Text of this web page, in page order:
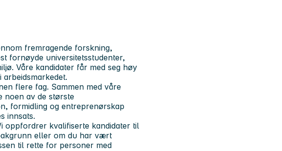
fremragende forskning,
fornøyde universitetsstudenter,
Våre kandidater får med seg høy
flere fag. Sammen med våre
noen av de største
formidling og entreprenørskap
innsats.
oppfordrer kvalifiserte kandidater til
eller om du har vært
til rette for personer med